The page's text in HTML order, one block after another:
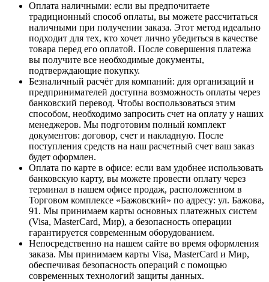
Оплата наличными: если вы предпочитаете
традиционный способ оплаты, вы можете рассчитаться
наличными при получении заказа. Этот метод идеально
подходит для тех, кто хочет лично убедиться в качестве
товара перед его оплатой. После совершения платежа
вы получите все необходимые документы,
подтверждающие покупку.
Безналичный расчёт для компаний: для организаций и
предпринимателей доступна возможность оплаты через
банковский перевод. Чтобы воспользоваться этим
способом, необходимо запросить счет на оплату у наших
менеджеров. Мы подготовим полный комплект
документов: договор, счет и накладную. После
поступления средств на наш расчетный счет ваш заказ
будет оформлен.
Оплата по карте в офисе: если вам удобнее использовать
банковскую карту, вы можете провести оплату через
терминал в нашем офисе продаж, расположенном в
Торговом комплексе «Бажовский» по адресу: ул. Бажова,
91. Мы принимаем карты основных платежных систем
(Visa, MasterCard, Мир), а безопасность операции
гарантируется современным оборудованием.
Непосредственно на нашем сайте во время оформления
заказа. Мы принимаем карты Visa, MasterCard и Мир,
обеспечивая безопасность операций с помощью
современных технологий защиты данных.